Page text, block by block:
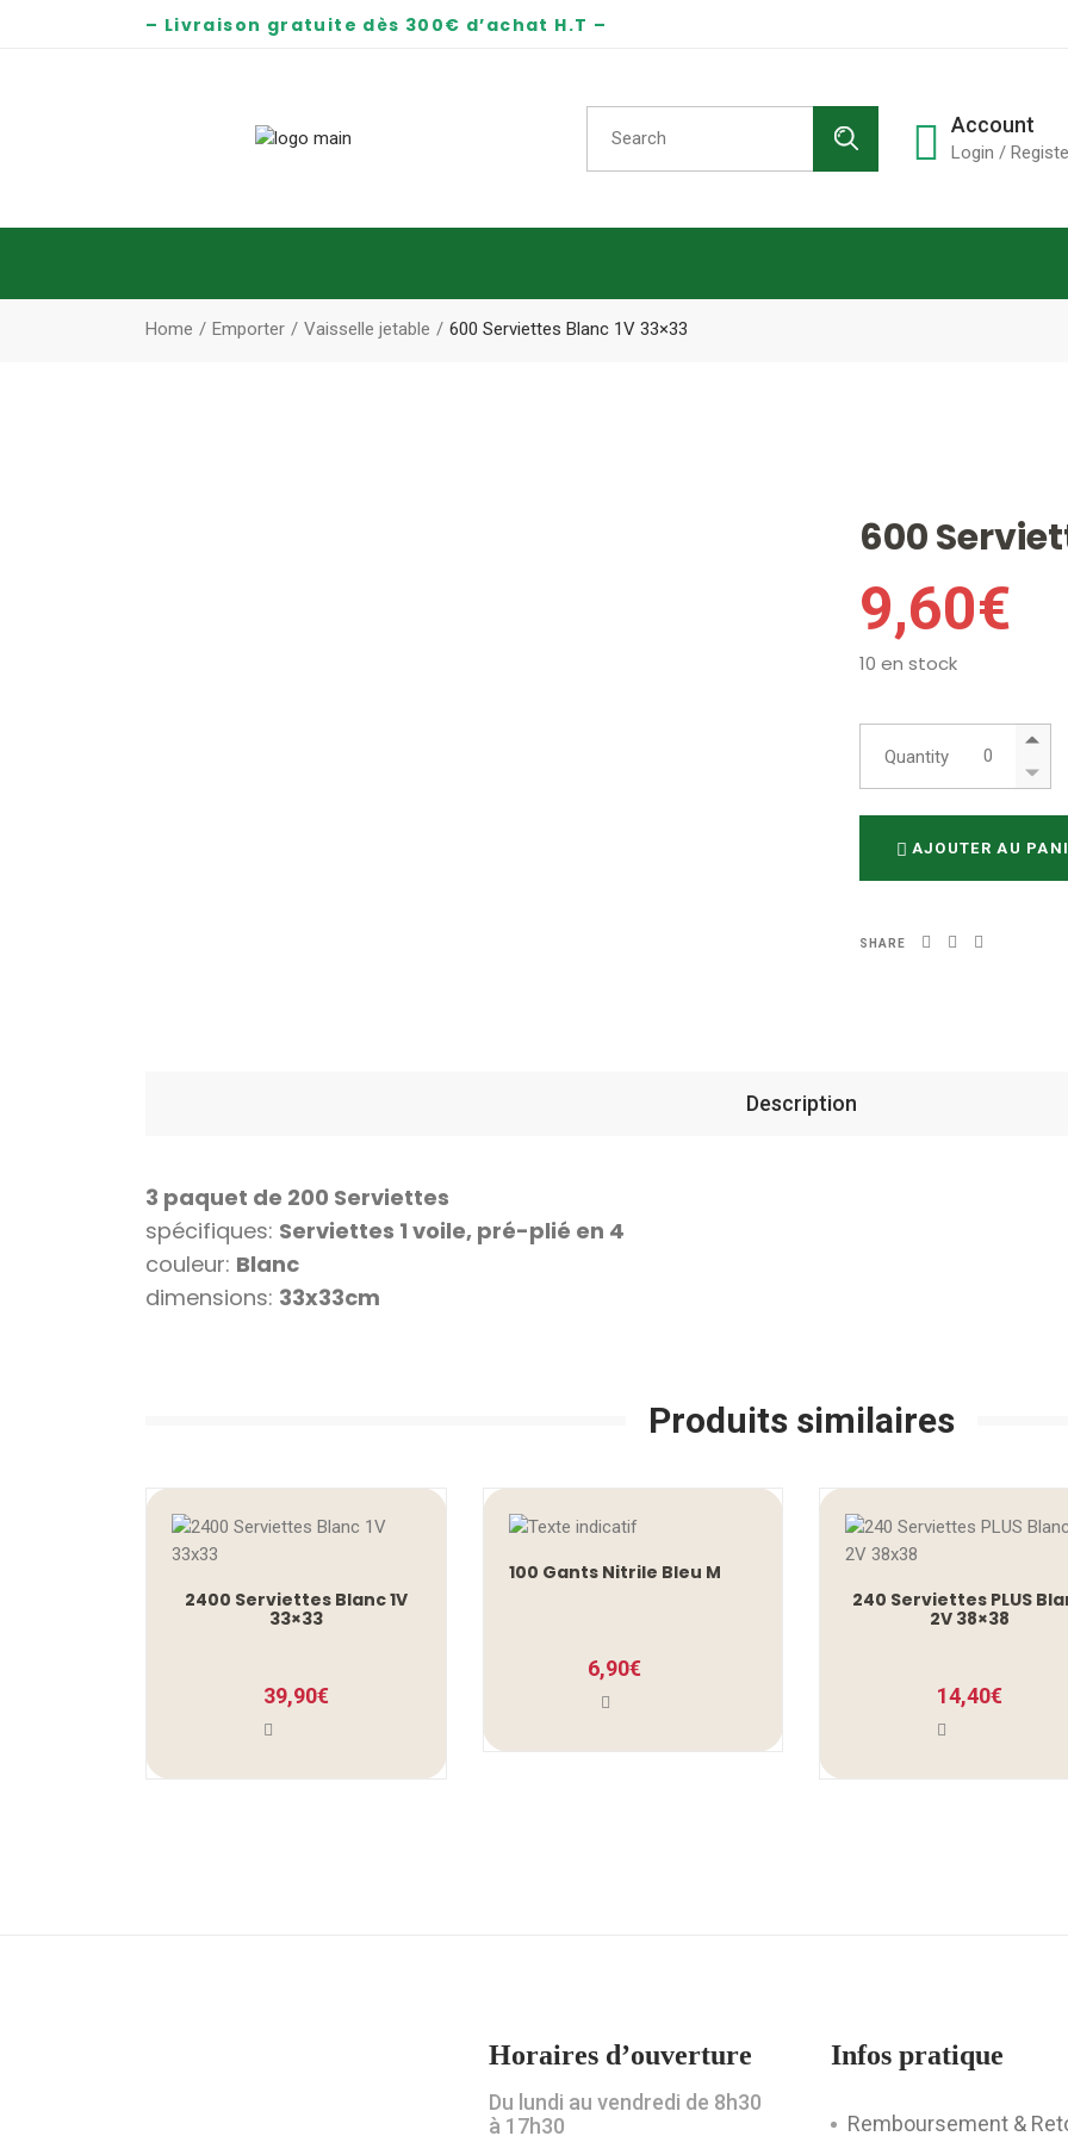
– Livraison gratuite dès 300€ d’achat H.T –
Search
for:
Account
Login /
Home Emporter Vaisselle jetable 600 Serviettes Blanc 1V 33×33
600
9,60€
10 en stock
Quantity
600
AJOUTER AU
SHARE
Description
3 paquet de 200 Serviettes
spécifiques: Serviettes 1 voile, pré-plié en 4
couleur: Blanc
dimensions: 33x33cm
Produits similaires
2400 Serviettes Blanc 1V
33×33
39,90€
100 Gants Nitrile Bleu M
6,90€
240 Serviettes PLUS
2V 38×38
14,40€
Horaires d’ouverture
Du lundi au vendredi de 8h30
à 17h30
Infos pratique
Remboursement &